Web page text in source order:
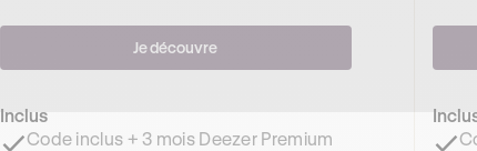
Je découvre
Inclus
Code inclus + 3 mois Deezer Premium